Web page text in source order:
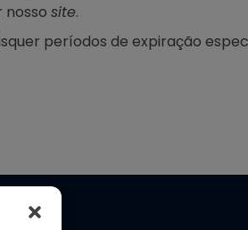
nosso site.
períodos de expiração
nos